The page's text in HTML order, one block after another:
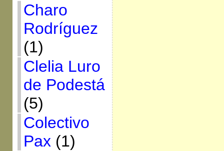
Charo
Rodríguez
(1)
Clelia Luro
de Podestá
(5)
Colectivo
Pax (1)